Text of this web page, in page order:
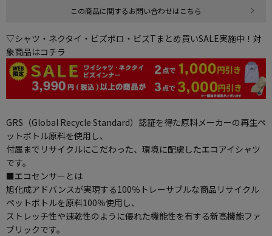
この商品に関するお問い合わせはこちら
▽シャツ・ネクタイ・ビズポロ・ビズTまとめ買いSALE実施中！対
象商品はコチラ
GRS（Global Recycle Standard）認証を得た原料メーカーの再生ペ
ットボトル原料を使用し、
付属までリサイクルにこだわった、環境に配慮したエコアイシャツ
です。
■エコセンサーとは
旭化成アドバンスが実現する100％トレーサブルな商品リサイクル
ペットボトルを原料100％使用し、
ストレッチ性や速乾性のように優れた機能性を有する新高機能ファ
ブリックです。